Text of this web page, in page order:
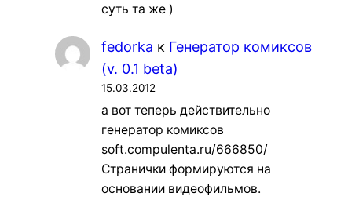
суть та же )
fedorka к Генератор комиксов
(v. 0.1 beta)
15.03.2012
а вот теперь действительно
генератор комиксов
soft.compulenta.ru/666850/
Странички формируются на
основании видеофильмов.